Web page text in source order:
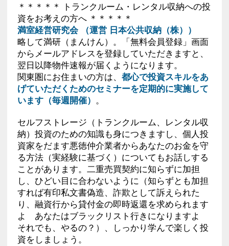
＊＊＊＊＊ トランクルーム・レンタル収納への投
資をお考えの方へ ＊＊＊＊＊
満室経営研究会 （運営 日本公共収納（株））
略して満研（まんけん）。「無料会員登録」画面
からメールアドレスを登録していただきますと、
翌日以降物件速報が届くようになります。
関東圏にお住まいの方は、 都心で投資スキルをあ
げていただくためのセミナーを定期的に実施して
います（毎週開催） 。
セルフストレージ（トランクルーム、レンタル収
納）投資のための知識も身につきますし、個人投
資家をだます悪徳仲介業者からあなたのお金を守
る方法（実経験に基づく）についてもお話しする
ことがあります。二重売買契約に知らずに加担
し、ひどい目に合わないように（知らずとも加担
すれば有印私文書偽造、詐欺として訴えられた
り、融資行から貸付金の即時返還を求められます
よ あなたはブラックリスト行きになりますよ
それでも、やるの？）、しっかり学んで楽しく投
資をしましょう。